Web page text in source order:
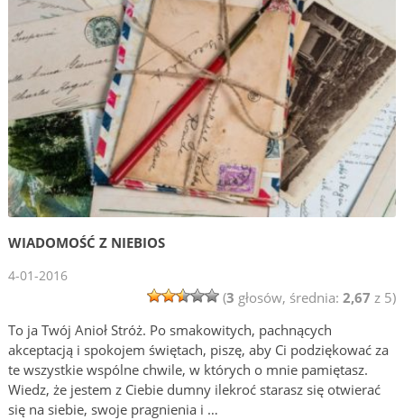
WIADOMOŚĆ Z NIEBIOS
4-01-2016
(3 głosów, średnia: 2,67 z 5)
To ja Twój Anioł Stróż. Po smakowitych, pachnących
akceptacją i spokojem świętach, piszę, aby Ci podziękować za
te wszystkie wspólne chwile, w których o mnie pamiętasz.
Wiedz, że jestem z Ciebie dumny ilekroć starasz się otwierać
się na siebie, swoje pragnienia i …